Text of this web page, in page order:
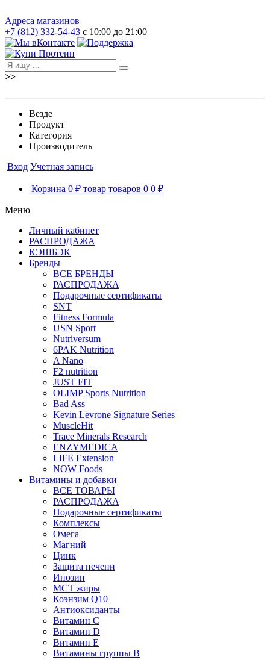
Адреса магазинов
+7 (812) 332-54-43 с 10:00 до 21:00
>>
Везде
Продукт
Категория
Производитель
Вход Учетная запись
Корзина 0 ₽ товар товаров 0 0 ₽
Меню
Личный кабинет
РАСПРОДАЖА
КЭШБЭК
Бренды
ВСЕ БРЕНДЫ
РАСПРОДАЖА
Подарочные сертификаты
SNT
Fitness Formula
USN Sport
Nutriversum
6PAK Nutrition
A Nano
F2 nutrition
JUST FIT
OLIMP Sports Nutrition
Bad Ass
Kevin Levrone Signature Series
MuscleHit
Trace Minerals Research
ENZYMEDICA
LIFE Extension
NOW Foods
Витамины и добавки
ВСЕ ТОВАРЫ
РАСПРОДАЖА
Подарочные сертификаты
Комплексы
Омега
Магний
Цинк
Защита печени
Инозин
МСТ жиры
Коэнзим Q10
Антиоксиданты
Витамин С
Витамин D
Витамин Е
Витамины группы B